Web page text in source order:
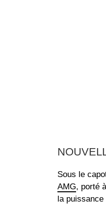
Sous le
AMG, porté
la puissance